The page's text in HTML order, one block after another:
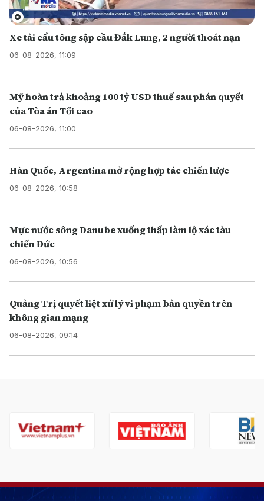
Xe tải cẩu tông sập cầu Đắk Lung, 2 người thoát nạn
06-08-2026, 11:09
Mỹ hoàn trả khoảng 100 tỷ USD thuế sau phán quyết
của Tòa án Tối cao
06-08-2026, 11:00
Hàn Quốc, Argentina mở rộng hợp tác chiến lược
06-08-2026, 10:58
Mực nước sông Danube xuống thấp làm lộ xác tàu
chiến Đức
06-08-2026, 10:56
Quảng Trị quyết liệt xử lý vi phạm bản quyền trên
không gian mạng
06-08-2026, 09:14